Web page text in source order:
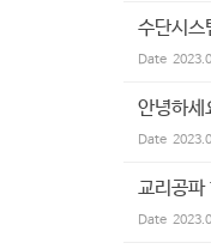
수단시스
Date
안녕하세
Date
교리공파
Date